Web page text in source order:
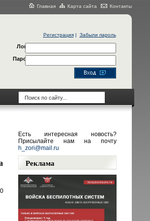
Главная Карта сайта Контакты
Регистрация| Забыли пароль
Логин
Пароль
Есть интересная новость?
Присылайте нам на почту
h_zori@mail.ru
Реклама